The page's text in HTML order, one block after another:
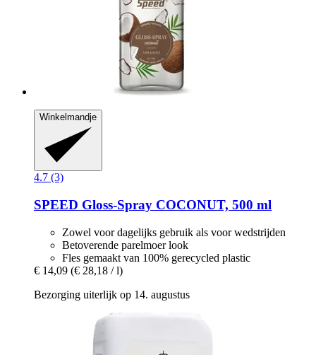
Winkelmandje
4.7 (3)
SPEED Gloss-​Spray COCONUT, 500 ml
Zowel voor dagelijks gebruik als voor wedstrijden
Betoverende parelmoer look
Fles gemaakt van 100% gerecycled plastic
€ 14,09 (€ 28,18 / l)
Bezorging uiterlijk op 14. augustus